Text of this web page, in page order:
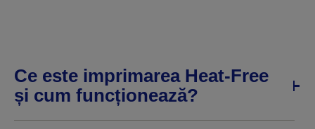
Ce este imprimarea Heat-Free
și cum funcționează?